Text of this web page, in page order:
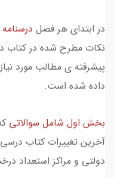
در ابتدای هر فصل درسنامه
نکات مطرح شده در
پیشرفته ی مطالب مورد
داده شده است.
بخش اول شامل سوالاتی
آخرین تغییرات کتاب
دولتی و مراکز استعداد